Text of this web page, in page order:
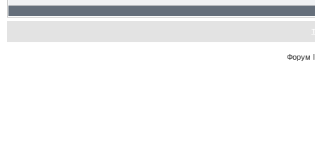
Форум